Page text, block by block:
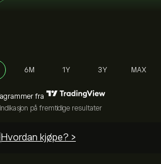
6M 1Y 3Y MAX
fra
på fremtidige resultater
Hvordan kjøpe? >